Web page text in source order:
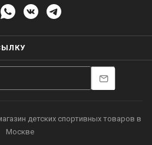
детских спортивных товаров в
Москве